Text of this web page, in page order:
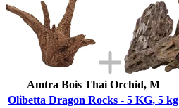
Amtra Bois Thai Orchid, M
Olibetta Dragon Rocks - 5 KG, 5 kg